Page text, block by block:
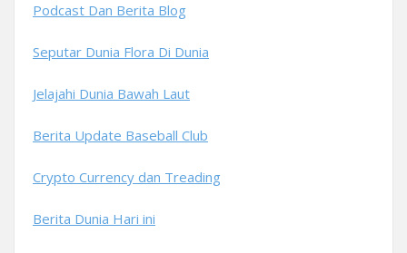
Podcast Dan Berita Blog
Seputar Dunia Flora Di Dunia
Jelajahi Dunia Bawah Laut
Berita Update Baseball Club
Crypto Currency dan Treading
Berita Dunia Hari ini